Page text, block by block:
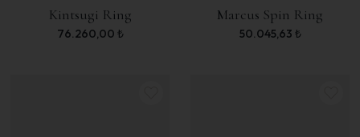
Kintsugi Ring
76.260,00 ₺
Marcus Spin Ring
50.045,63 ₺